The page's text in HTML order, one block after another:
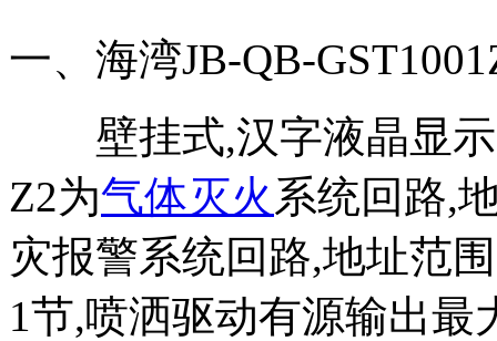
一、海湾JB-QB-
壁挂式,汉字液晶显示
Z2为气体灭火 系统回路,
灾报警系统回路,地址范
1节,喷洒驱动有源输出